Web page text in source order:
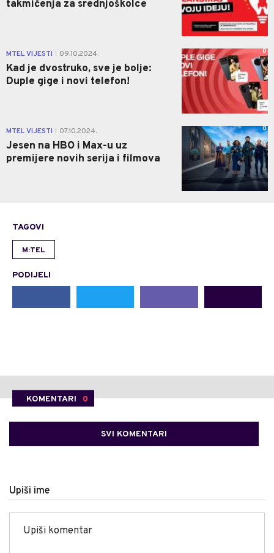
takmičenja za srednjoškolce
MTEL VIJESTI 09.10.2024.
Kad je dvostruko, sve je bolje:
Duple gige i novi telefon!
0
MTEL VIJESTI 07.10.2024.
Jesen na HBO i Max-u uz
premijere novih serija i filmova
0
TAGOVI
M:TEL
PODIJELI
KOMENTARI 0
SVI KOMENTARI
Upiši ime